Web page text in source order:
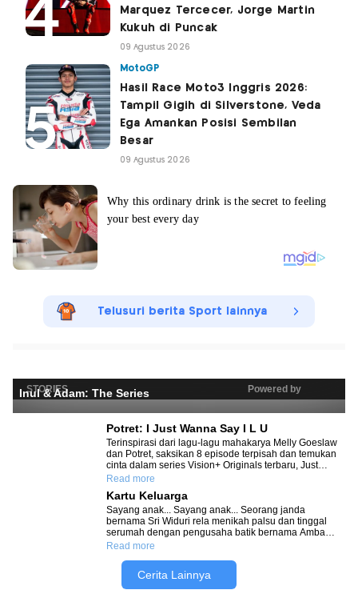
Marquez Tercecer, Jorge Martin
Kukuh di Puncak
09 Agustus 2026
MotoGP
Hasil Race Moto3 Inggris 2026:
Tampil Gigih di Silverstone, Veda
Ega Amankan Posisi Sembilan
Besar
09 Agustus 2026
Telusuri berita Sport lainnya